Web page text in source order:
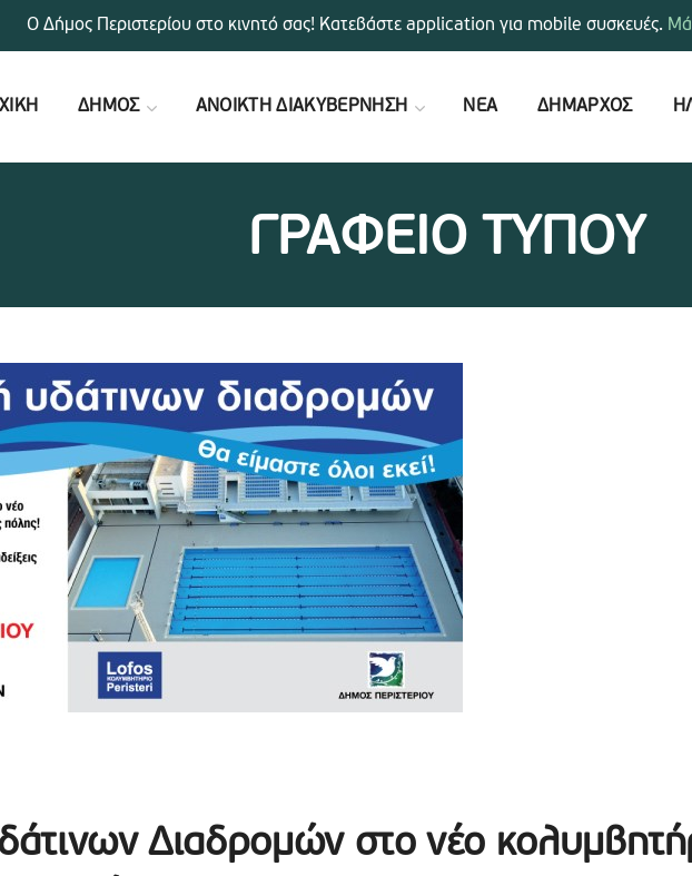
ΔΗΜΟΣ ΑΝΟΙΚΤΗ ΔΙΑΚΥΒΕΡΝΗΣΗ ΝΕΑ ΔΗΜΑΡΧΟΣ
ΓΡΑΦΕΙΟ ΤΥΠΟΥ
Διαδρομών στο νέο
Ο Δήμος Περιστερίου στο κινητό σας! Κατεβάστε application για mobile συσκευές.